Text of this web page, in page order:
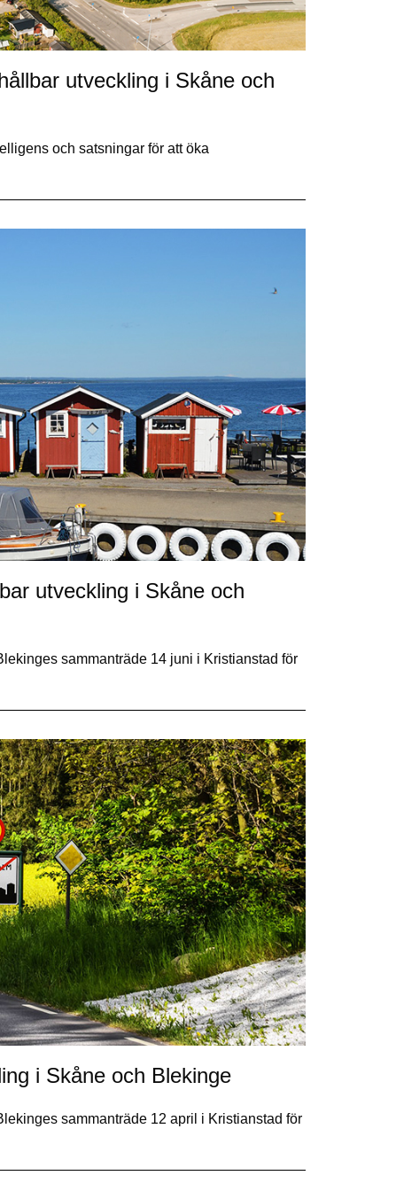
utveckling i Skåne och
och satsningar för att öka
utveckling i Skåne och
sammanträde 14 juni i Kristianstad för
i Skåne och Blekinge
sammanträde 12 april i Kristianstad för